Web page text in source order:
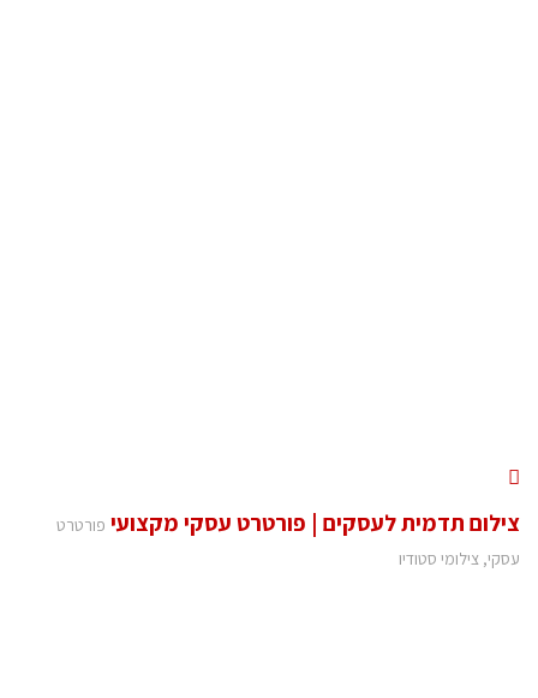
צילום תדמית לעסקים | פורטרט עסקי מקצועי פורטרט
עסקי, צילומי סטודיו